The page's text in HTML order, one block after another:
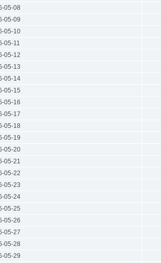
05-08
05-09
05-10
05-11
05-12
05-13
05-14
05-15
05-16
05-17
05-18
05-19
05-20
05-21
05-22
05-23
05-24
05-25
05-26
05-27
05-28
05-29